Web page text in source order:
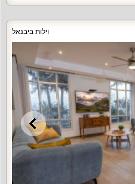
וילות ביבנאל